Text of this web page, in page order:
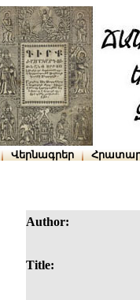
Վերնագրեր
Author:
Title: